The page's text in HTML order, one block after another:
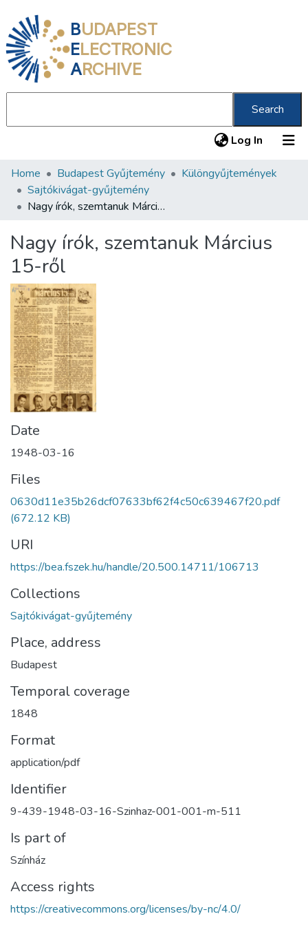
BUDAPEST
ELECTRONIC
ARCHIVE
Search
Log In (current)
Communities & Collections
All of DSpace
About us
Home Budapest Gyűjtemény
Különgyűjtemények
Sajtókivágat-gyűjtemény
Nagy írók, szemtanuk Március 15-ről
Nagy írók, szemtanuk Március
15-ről
Date
1948-03-16
Files
0630d11e35b26dcf07633bf62f4c50c639467f20.pdf
(672.12 KB)
URI
https://bea.fszek.hu/handle/20.500.14711/106713
Collections
Sajtókivágat-gyűjtemény
Place, address
Budapest
Temporal coverage
1848
Format
application/pdf
Identifier
9-439-1948-03-16-Szinhaz-001-001-m-511
Is part of
Színház
Access rights
https://creativecommons.org/licenses/by-nc/4.0/